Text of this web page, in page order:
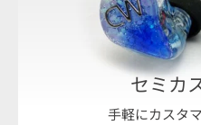
セミカ
手軽にカスタ